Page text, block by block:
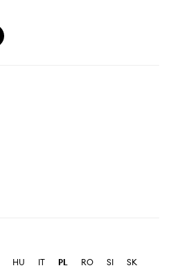
HU IT PL RO SI SK